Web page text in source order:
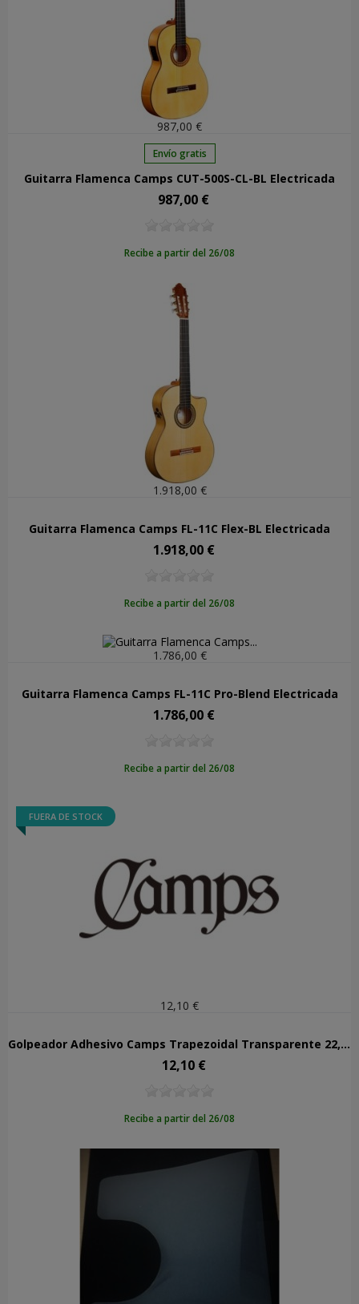
987,00 €
Envío gratis
Guitarra Flamenca Camps CUT-500S-CL-BL Electrificada
Precio
987,00 €
Recibe a partir del 26/08
1.918,00 €
Guitarra Flamenca Camps FL-11C Flex-BL Electrificada
Precio
1.918,00 €
Recibe a partir del 26/08
1.786,00 €
Guitarra Flamenca Camps FL-11C Pro-Blend Electrificada
Precio
1.786,00 €
Recibe a partir del 26/08
FUERA DE STOCK
12,10 €
Golpeador Adhesivo Camps Trapezoidal Transparente 22,5x19
Precio
12,10 €
Recibe a partir del 26/08